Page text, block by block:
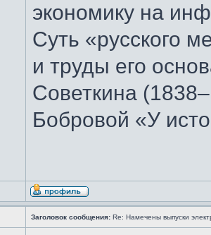
экономику на
Суть «русского
и труды его
Советкина
Бобровой «У
Заголовок сообщения: Re: Намечены выпуски